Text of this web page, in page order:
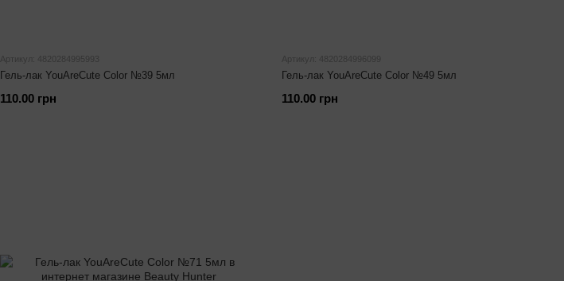
Артикул: 4820284995993
Гель-лак YouAreCute Color №39 5мл
110.00 грн
Артикул: 4820284996099
Гель-лак YouAreCute Color №49 5мл
110.00 грн